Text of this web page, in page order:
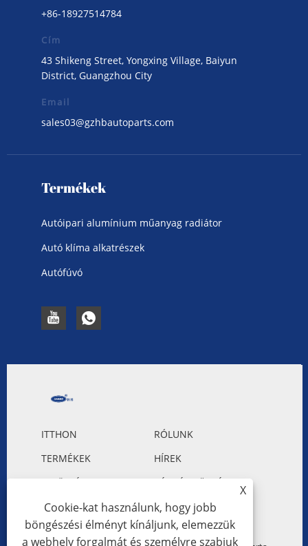
+86-18927514784
Cím
43 Shikeng Street, Yongxing Village, Baiyun
District, Guangzhou City
Email
sales03@gzhbautoparts.com
Termékek
Autóipari alumínium műanyag radiátor
Autó klíma alkatrészek
Autófúvó
ITTHON
RÓLUNK
TERMÉKEK
HÍREK
LETÖLTÉS
KÉRDÉS KÜLDÉSE
LÉPJEN KAPCSOLATBA
VELÜNK
X
Cookie-kat használunk, hogy jobb
böngészési élményt kínáljunk, elemezzük
a webhely forgalmát és személyre szabjuk